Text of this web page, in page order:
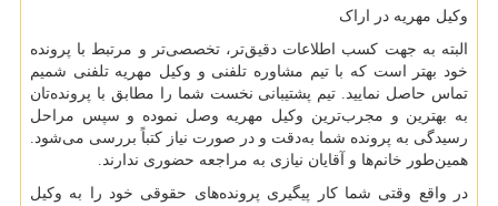
وکیل مهریه در اراک
البته به جهت کسب اطلاعات دقیق‌تر، تخصصی‌تر و مرتبط با پرونده
خود بهتر است که با تیم مشاوره تلفنی و وکیل مهریه تلفنی شمیم
تماس حاصل نمایید. تیم پشتیبانی نخست شما را مطابق با پرونده‌تان
به بهترین و مجرب‌ترین وکیل مهریه وصل نموده و سپس مراحل
رسیدگی به پرونده شما به‌دقت و در صورت نیاز کتباً بررسی می‌شود.
همین‌طور خانم‌ها و آقایان نیازی به مراجعه حضوری ندارند.
در واقع وقتی شما کار پیگیری پرونده‌های حقوقی خود را به وکیل